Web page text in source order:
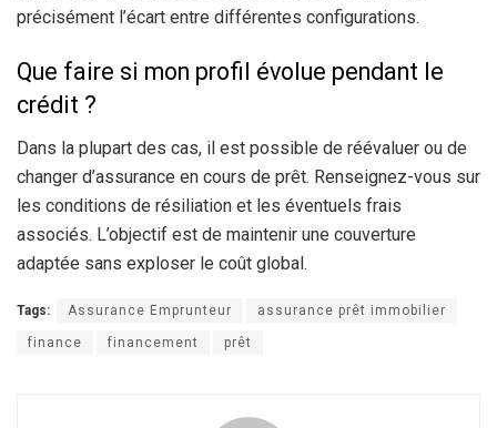
précisément l’écart entre différentes configurations.
Que faire si mon profil évolue pendant le
crédit ?
Dans la plupart des cas, il est possible de réévaluer ou de
changer d’assurance en cours de prêt. Renseignez-vous sur
les conditions de résiliation et les éventuels frais
associés. L’objectif est de maintenir une couverture
adaptée sans exploser le coût global.
Tags: Assurance Emprunteur assurance prêt immobilier
finance financement prêt